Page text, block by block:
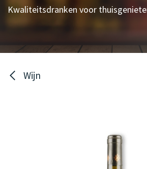
Kwaliteitsdranken voor
Wijn